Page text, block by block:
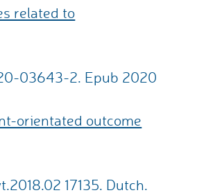
related to
03643-2. Epub 2020
orientated outcome
17135. Dutch.